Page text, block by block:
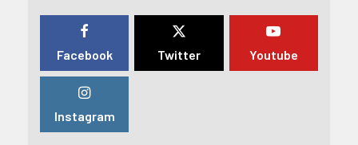
Facebook Twitter Youtube
Instagram